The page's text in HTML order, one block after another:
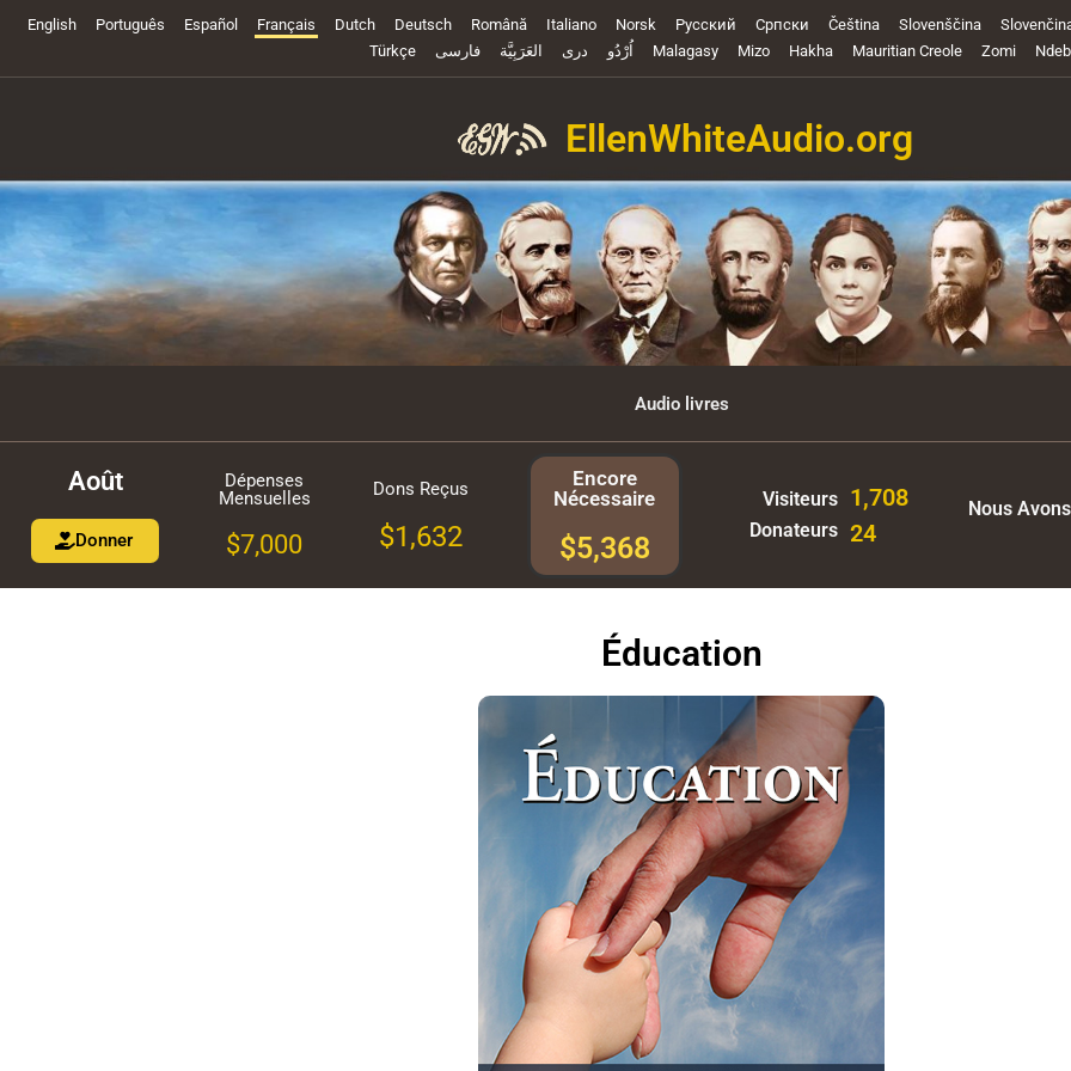
English Português Español Français Dutch Deutsch Română Italiano Norsk Русский Cрпски Čeština Slovenščina
Türkçe
فارسی العَرَبِيَّة دری اُرْدُو Malagasy Mizo Hakha Mauritian Creole Zomi
EllenWhiteAudio.org
Audio livres
Août
Donner
Dépenses
Mensuelles
$7,000
Dons Reçus
$1,632
Encore
Nécessaire
$5,368
Visiteurs
Donateurs
1,708
24
Nous
Éducation